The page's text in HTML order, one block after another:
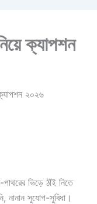
ক্যাপশন
২০২৬
ভিড়ে ঠাঁই নিতে
সুযোগ-সুবিধা।